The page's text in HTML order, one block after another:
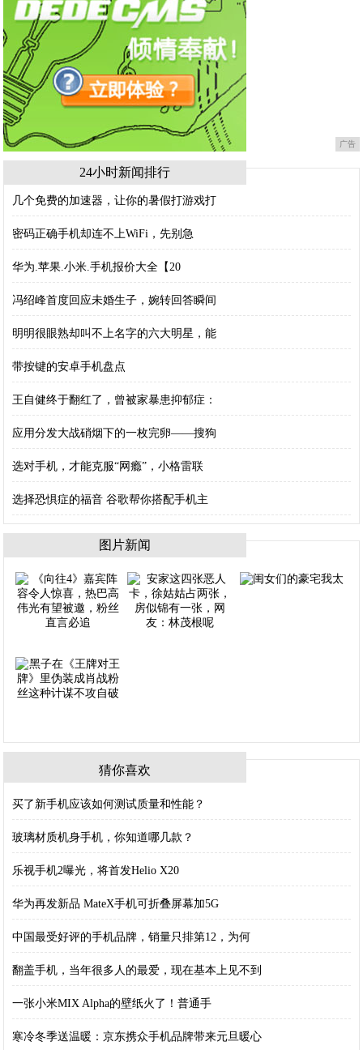
广告
24小时新闻排行
几个免费的加速器，让你的暑假打游戏打
密码正确手机却连不上WiFi，先别急
华为.苹果.小米.手机报价大全【20
冯绍峰首度回应未婚生子，婉转回答瞬间
明明很眼熟却叫不上名字的六大明星，能
带按键的安卓手机盘点
王自健终于翻红了，曾被家暴患抑郁症：
应用分发大战硝烟下的一枚完卵——搜狗
选对手机，才能克服“网瘾”，小格雷联
选择恐惧症的福音 谷歌帮你搭配手机主
图片新闻
猜你喜欢
买了新手机应该如何测试质量和性能？
玻璃材质机身手机，你知道哪几款？
乐视手机2曝光，将首发Helio X20
华为再发新品 MateX手机可折叠屏幕加5G
中国最受好评的手机品牌，销量只排第12，为何
翻盖手机，当年很多人的最爱，现在基本上见不到
一张小米MIX Alpha的壁纸火了！普通手
寒冷冬季送温暖：京东携众手机品牌带来元旦暖心